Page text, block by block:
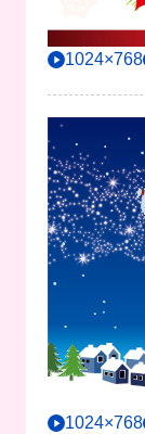
1024×768
1024×768